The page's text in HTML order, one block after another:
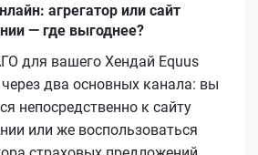
агрегатор или сайт
— где выгоднее?
для вашего Хендай Equus
два основных канала: вы
непосредственно к сайту
или же воспользоваться